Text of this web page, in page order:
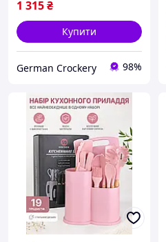
1 315₴
Купити
German Crockery 98%